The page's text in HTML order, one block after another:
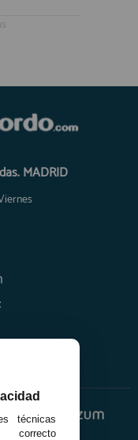
MADRID
técnicas